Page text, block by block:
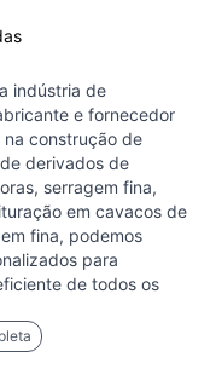
indústria de
e fornecedor
construção de
derivados de
serragem fina,
em cavacos de
fina, podemos
para
de todos os